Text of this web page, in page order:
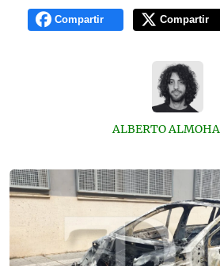
Compartir Compartir
ALBERTO